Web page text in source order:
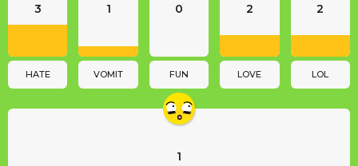
и
o
3
HATE
1
VOMIT
0
FUN
2
LOVE
2
LOL
1